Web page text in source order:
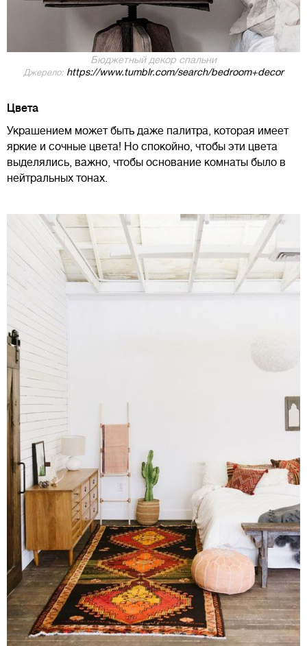
Бюджетный декор спальни
Джерело: https://www.tumblr.com/search/bedroom+decor
Цвета
Украшением может быть даже палитра, которая имеет
яркие и сочные цвета! Но спокойно, чтобы эти цвета
выделялись, важно, чтобы основание комнаты было в
нейтральных тонах.